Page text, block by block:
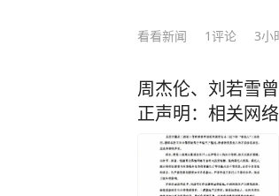
看看新闻 1评论 3小
周杰伦、刘若雪
正声明：相关网